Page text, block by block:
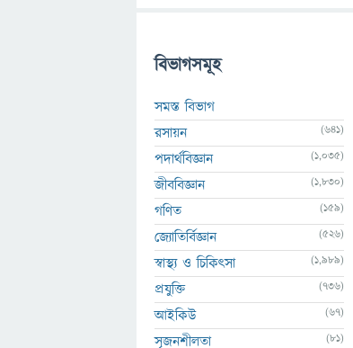
বিভাগসমূহ
সমস্ত বিভাগ
রসায়ন
(641)
পদার্থবিজ্ঞান (1,035)
জীববিজ্ঞান (1,830)
গণিত (159)
জ্যোতির্বিজ্ঞান (526)
স্বাস্থ্য ও চিকিৎসা (1,989)
প্রযুক্তি (736)
আইকিউ (67)
সৃজনশীলতা (81)